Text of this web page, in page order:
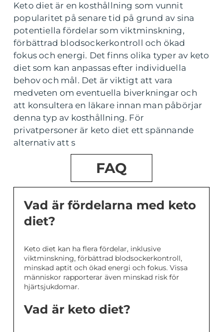
Keto diet är en kosthållning som vunnit
popularitet på senare tid på grund av sina
potentiella fördelar som viktminskning,
förbättrad blodsockerkontroll och ökad
fokus och energi. Det finns olika typer av keto
diet som kan anpassas efter individuella
behov och mål. Det är viktigt att vara
medveten om eventuella biverkningar och
att konsultera en läkare innan man påbörjar
denna typ av kosthållning. För
privatpersoner är keto diet ett spännande
alternativ att s
FAQ
Vad är fördelarna med keto
diet?
Keto diet kan ha flera fördelar, inklusive
viktminskning, förbättrad blodsockerkontroll,
minskad aptit och ökad energi och fokus. Vissa
människor rapporterar även minskad risk för
hjärtsjukdomar.
Vad är keto diet?